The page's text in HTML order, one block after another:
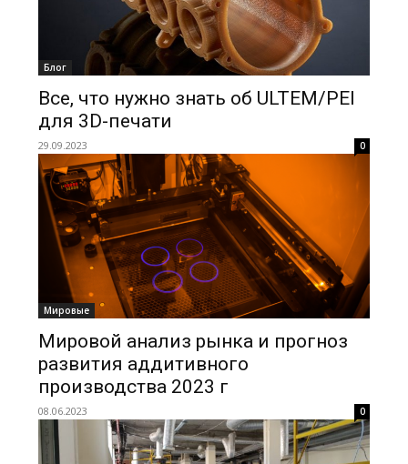
Блог
Все, что нужно знать об ULTEM/PEI
для 3D-печати
29.09.2023 0
Мировые
Мировой анализ рынка и прогноз
развития аддитивного
производства 2023 г
08.06.2023 0